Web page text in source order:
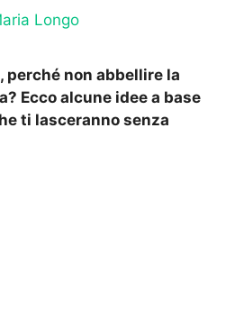
Longo
perché non abbellire la
Ecco alcune idee a base
ti lasceranno senza